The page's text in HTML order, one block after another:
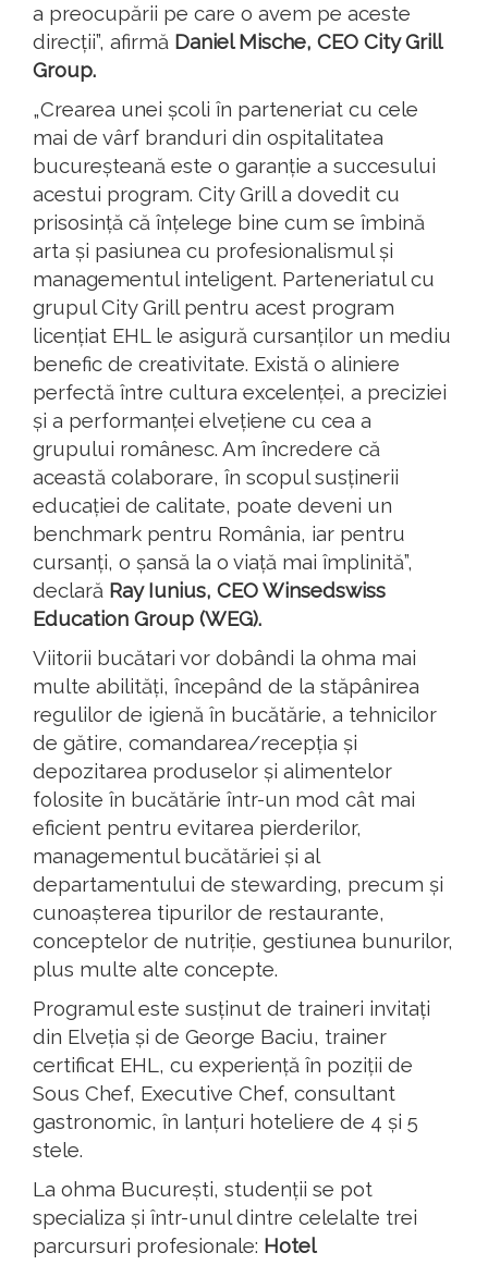
a preocupării pe care o avem pe aceste
direcții”, afirmă Daniel Mische, CEO City Grill
Group.
„Crearea unei școli în parteneriat cu cele
mai de vârf branduri din ospitalitatea
bucureșteană este o garanție a succesului
acestui program. City Grill a dovedit cu
prisosință că înțelege bine cum se îmbină
arta și pasiunea cu profesionalismul și
managementul inteligent. Parteneriatul cu
grupul City Grill pentru acest program
licențiat EHL le asigură cursanților un mediu
benefic de creativitate. Există o aliniere
perfectă între cultura excelenței, a preciziei
și a performanței elvețiene cu cea a
grupului românesc. Am încredere că
această colaborare, în scopul susținerii
educației de calitate, poate deveni un
benchmark pentru România, iar pentru
cursanți, o șansă la o viață mai împlinită”,
declară Ray Iunius, CEO Winsedswiss
Education Group (WEG).
Viitorii bucătari vor dobândi la ohma mai
multe abilități, începând de la stăpânirea
regulilor de igienă în bucătărie, a tehnicilor
de gătire, comandarea/recepția și
depozitarea produselor și alimentelor
folosite în bucătărie într-un mod cât mai
eficient pentru evitarea pierderilor,
managementul bucătăriei și al
departamentului de stewarding, precum și
cunoașterea tipurilor de restaurante,
conceptelor de nutriție, gestiunea bunurilor,
plus multe alte concepte.
Programul este susținut de traineri invitați
din Elveția și de George Baciu, trainer
certificat EHL, cu experiență în poziții de
Sous Chef, Executive Chef, consultant
gastronomic, în lanțuri hoteliere de 4 și 5
stele.
La ohma București, studenții se pot
specializa și într-unul dintre celelalte trei
parcursuri profesionale: Hotel